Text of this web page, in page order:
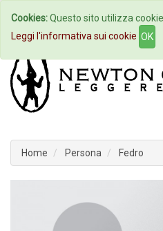
Home
Home Persona Fedro
Cookies:Questo sito utilizza
Leggi l'informativa sui cookie OK